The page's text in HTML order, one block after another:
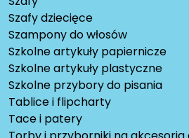
Szafy dziecięce
Szampony do włosów
Szkolne artykuły papiernicze
Szkolne artykuły plastyczne
Szkolne przybory do pisania
Tablice i flipcharty
Tace i patery